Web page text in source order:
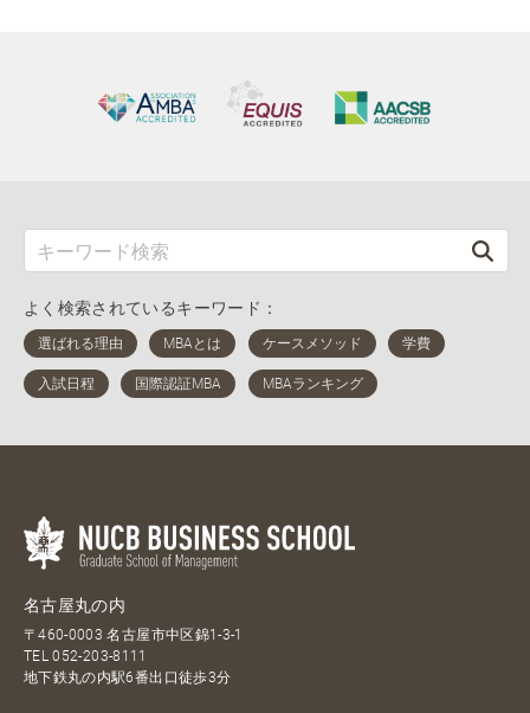
よく検索されているキーワード：
名古屋丸の内
〒460-0003 名古屋市中区錦1-3-1
TEL052-203-8111
地下鉄丸の内駅6番出口徒歩3分